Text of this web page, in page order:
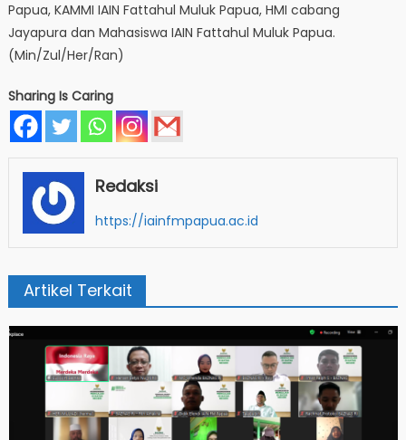
Papua, KAMMI IAIN Fattahul Muluk Papua, HMI cabang
Jayapura dan Mahasiswa IAIN Fattahul Muluk Papua.
(Min/Zul/Her/Ran)
Sharing Is Caring
Redaksi
https://iainfmpapua.ac.id
Artikel Terkait